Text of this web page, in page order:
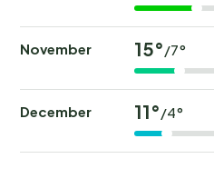
November 15° /7°
December 11° /4°